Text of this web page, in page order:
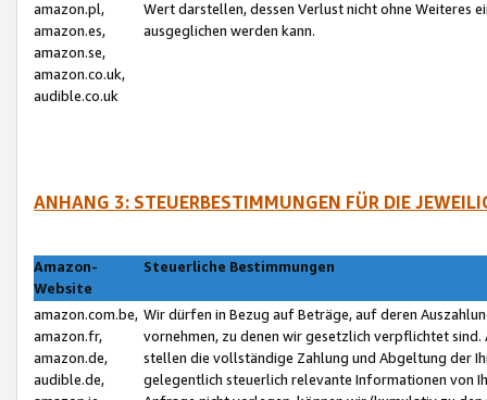
amazon.pl,
amazon.es,
amazon.se,
amazon.co.uk,
audible.co.uk
Wert darstellen, dessen Verlust nicht ohne Weiteres
ausgeglichen werden kann.
ANHANG 3: STEUERBESTIMMUNGEN FÜR DIE
Amazon-
Website
Steuerliche Bestimmungen
amazon.com.be,
amazon.fr,
amazon.de,
audible.de,
Wir dürfen in Bezug auf Beträge, auf deren
vornehmen, zu denen wir gesetzlich verpflichtet
stellen die vollständige Zahlung und Abgeltung der
gelegentlich steuerlich relevante Informationen von